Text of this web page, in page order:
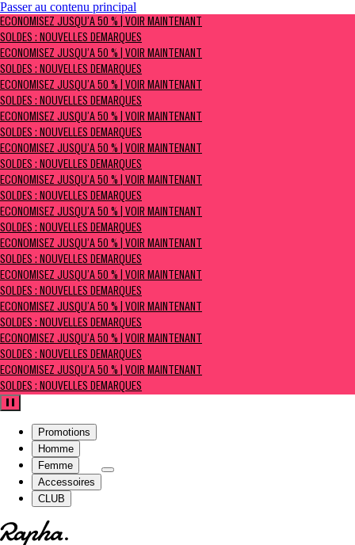
Passer au contenu principal
ÉCONOMISEZ JUSQU’À 50 % | Voir maintenant
Soldes : NOUVELLES DÉMARQUES
ÉCONOMISEZ JUSQU’À 50 % | VOIR MAINTENANT
SOLDES : NOUVELLES DÉMARQUES
ÉCONOMISEZ JUSQU’À 50 % | VOIR MAINTENANT
SOLDES : NOUVELLES DÉMARQUES
ÉCONOMISEZ JUSQU’À 50 % | VOIR MAINTENANT
SOLDES : NOUVELLES DÉMARQUES
ÉCONOMISEZ JUSQU’À 50 % | VOIR MAINTENANT
SOLDES : NOUVELLES DÉMARQUES
ÉCONOMISEZ JUSQU’À 50 % | VOIR MAINTENANT
SOLDES : NOUVELLES DÉMARQUES
ÉCONOMISEZ JUSQU’À 50 % | VOIR MAINTENANT
SOLDES : NOUVELLES DÉMARQUES
ÉCONOMISEZ JUSQU’À 50 % | VOIR MAINTENANT
SOLDES : NOUVELLES DÉMARQUES
ÉCONOMISEZ JUSQU’À 50 % | VOIR MAINTENANT
SOLDES : NOUVELLES DÉMARQUES
ÉCONOMISEZ JUSQU’À 50 % | VOIR MAINTENANT
SOLDES : NOUVELLES DÉMARQUES
ÉCONOMISEZ JUSQU’À 50 % | VOIR MAINTENANT
SOLDES : NOUVELLES DÉMARQUES
ÉCONOMISEZ JUSQU’À 50 % | VOIR MAINTENANT
SOLDES : NOUVELLES DÉMARQUES
ÉCONOMISEZ JUSQU’À 50 % | VOIR MAINTENANT
SOLDES : NOUVELLES DÉMARQUES
Pause
Promotions
Homme
Femme
Accessoires
CLUB
Aller à la page d’accueil